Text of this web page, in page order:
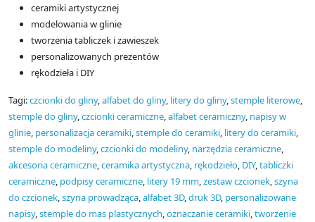
ceramiki artystycznej
modelowania w glinie
tworzenia tabliczek i zawieszek
personalizowanych prezentów
rękodzieła i DIY
Tagi:czcionki do gliny,alfabet do gliny, litery do gliny,stemple literowe,
stemple do gliny,czcionki ceramiczne,alfabet ceramiczny, napisy w
glinie, personalizacja ceramiki,stemple do ceramiki, litery do ceramiki,
stemple do modeliny,czcionki do modeliny, narzędzia ceramiczne,
akcesoria ceramiczne,ceramika artystyczna, rękodzieło, DIY,tabliczki
ceramiczne, podpisy ceramiczne, litery 19 mm,zestaw czcionek,szyna
do czcionek,szyna prowadząca,alfabet 3D,druk 3D, personalizowane
napisy,stemple do mas plastycznych,oznaczanie ceramiki,tworzenie